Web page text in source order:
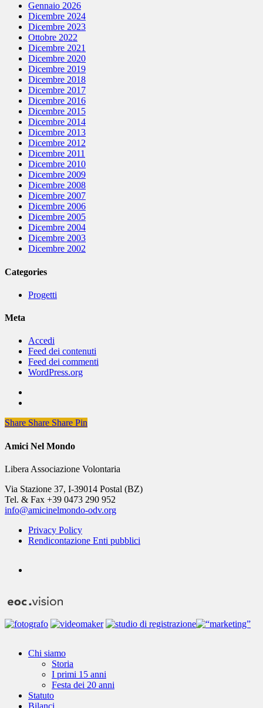
Gennaio 2026
Dicembre 2024
Dicembre 2023
Ottobre 2022
Dicembre 2021
Dicembre 2020
Dicembre 2019
Dicembre 2018
Dicembre 2017
Dicembre 2016
Dicembre 2015
Dicembre 2014
Dicembre 2013
Dicembre 2012
Dicembre 2011
Dicembre 2010
Dicembre 2009
Dicembre 2008
Dicembre 2007
Dicembre 2006
Dicembre 2005
Dicembre 2004
Dicembre 2003
Dicembre 2002
Categories
Progetti
Meta
Accedi
Feed dei contenuti
Feed dei commenti
WordPress.org
Share
Share Share Share Pin
Amici Nel Mondo
Libera Associazione Volontaria
Via Stazione 37, I-39014 Postal (BZ)
Tel. & Fax +39 0473 290 952
info@amicinelmondo-odv.org
Privacy Policy
Rendicontazione Enti pubblici
Close
Chi siamo
Storia
I primi 15 anni
Festa dei 20 anni
Statuto
Bilanci